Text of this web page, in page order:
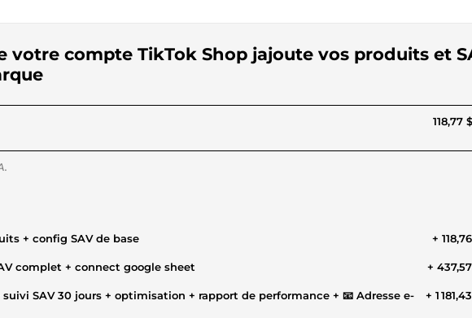
votre compte TikTok Shop jajoute vos produits et
118,77
+ config SAV de base +
complet + connect google sheet +
SAV 30 jours + optimisation + rapport de performance + 📧 Adresse e-
+ 1